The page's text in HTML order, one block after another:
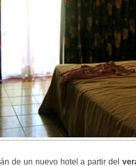
de un nuevo hotel a partir del